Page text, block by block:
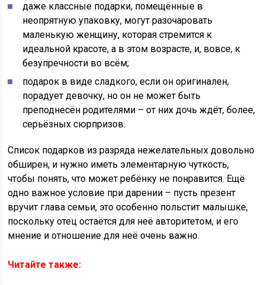
даже классные подарки, помещённые в
неопрятную упаковку, могут разочаровать
маленькую женщину, которая стремится к
идеальной красоте, а в этом возрасте, и, вовсе, к
безупречности во всём;
подарок в виде сладкого, если он оригинален,
порадует девочку, но он не может быть
преподнесён родителями – от них дочь ждёт, более,
серьёзных сюрпризов.
Список подарков из разряда нежелательных довольно
обширен, и нужно иметь элементарную чуткость,
чтобы понять, что может ребёнку не понравится. Ещё
одно важное условие при дарении – пусть презент
вручит глава семьи, это особенно польстит малышке,
поскольку отец остаётся для неё авторитетом, и его
мнение и отношение для неё очень важно.
Читайте также: